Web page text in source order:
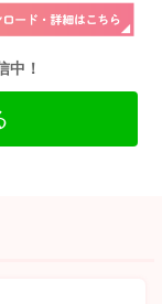
中！